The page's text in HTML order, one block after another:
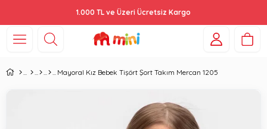
1.000 TL ve Üzeri Ücretsiz Kargo
Mayoral Kız Bebek Tişört Şort Takım Mercan 1205